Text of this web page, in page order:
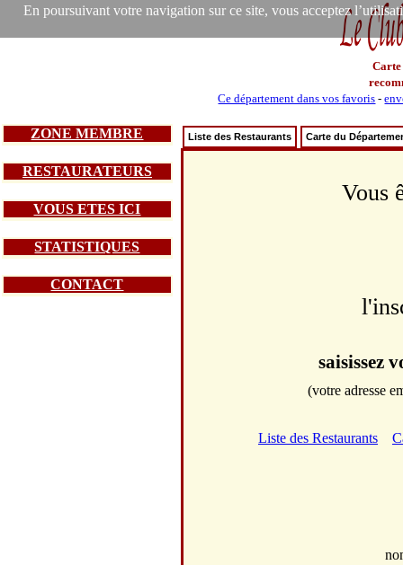
En poursuivant votre navigation sur ce site, vous acceptez
Carte
Ce département dans vos favoris -
ZONE MEMBRE
RESTAURATEURS
VOUS ETES ICI
STATISTIQUES
CONTACT
Liste des Restaurants Carte du
Vous
saisissez
(votre adresse
Liste des Restaurants